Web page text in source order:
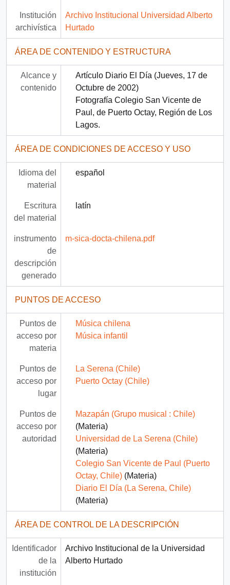
Institución
archivística
Archivo Institucional Universidad Alberto
Hurtado
ÁREA DE CONTENIDO Y ESTRUCTURA
Alcance y
contenido
Artículo Diario El Día (Jueves, 17 de
Octubre de 2002)
Fotografía Colegio San Vicente de
Paul, de Puerto Octay, Región de Los
Lagos.
ÁREA DE CONDICIONES DE ACCESO Y USO
Idioma del
material
español
Escritura
del material
latín
instrumento
de
descripción
generado
m-sica-docta-chilena.pdf
PUNTOS DE ACCESO
Puntos de
acceso por
materia
Música chilena
Música infantil
Puntos de
acceso por
lugar
La Serena (Chile)
Puerto Octay (Chile)
Puntos de
acceso por
autoridad
Mazapán (Grupo musical : Chile)
(Materia)
Universidad de La Serena (Chile)
(Materia)
Colegio San Vicente de Paul (Puerto
Octay, Chile)(Materia)
Diario El Día (La Serena, Chile)
(Materia)
ÁREA DE CONTROL DE LA DESCRIPCIÓN
Identificador
de la
institución
Archivo Institucional de la Universidad
Alberto Hurtado